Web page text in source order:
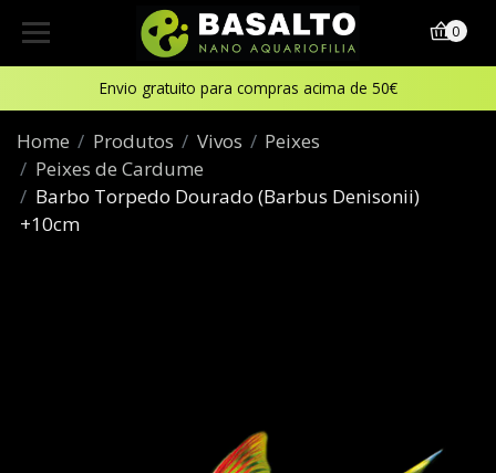
Envio gratuito para compras acima de 50€
0
Home Produtos Vivos
Peixes
Peixes de Cardume
Barbo Torpedo Dourado (Barbus Denisonii)
+10cm